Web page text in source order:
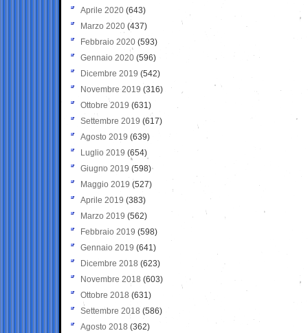
Aprile 2020 (643)
Marzo 2020 (437)
Febbraio 2020 (593)
Gennaio 2020 (596)
Dicembre 2019 (542)
Novembre 2019 (316)
Ottobre 2019 (631)
Settembre 2019 (617)
Agosto 2019 (639)
Luglio 2019 (654)
Giugno 2019 (598)
Maggio 2019 (527)
Aprile 2019 (383)
Marzo 2019 (562)
Febbraio 2019 (598)
Gennaio 2019 (641)
Dicembre 2018 (623)
Novembre 2018 (603)
Ottobre 2018 (631)
Settembre 2018 (586)
Agosto 2018 (362)